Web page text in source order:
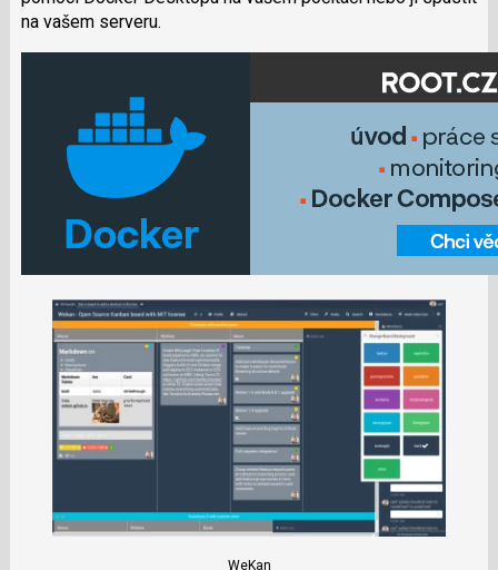
na vašem serveru.
WeKan